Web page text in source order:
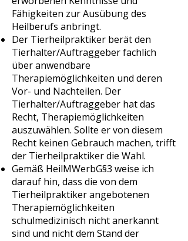
Fähigkeiten zur Ausübung des
Heilberufs anbringt.
Der Tierheilpraktiker berät den
Tierhalter/Auftraggeber fachlich
über anwendbare
Therapiemöglichkeiten und deren
Vor- und Nachteilen. Der
Tierhalter/Auftraggeber hat das
Recht, Therapiemöglichkeiten
auszuwählen. Sollte er von diesem
Recht keinen Gebrauch machen, trifft
der Tierheilpraktiker die Wahl.
Gemäß HeilMWerbG§3 weise ich
darauf hin, dass die von dem
Tierheilpraktiker angebotenen
Therapiemöglichkeiten
schulmedizinisch nicht anerkannt
sind und nicht dem Stand der